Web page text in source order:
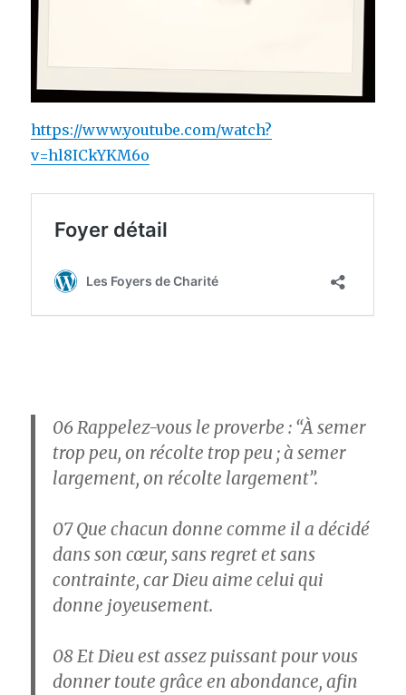
https://www.youtube.com/watch?
v=hl8ICkYKM6o
06Rappelez-vous le proverbe : “À semer
trop peu, on récolte trop peu ; à semer
largement, on récolte largement”.
07Que chacun donne comme il a décidé
dans son cœur, sans regret et sans
contrainte, car Dieu aime celui qui
donne joyeusement.
08Et Dieu est assez puissant pour vous
donner toute grâce en abondance, afin